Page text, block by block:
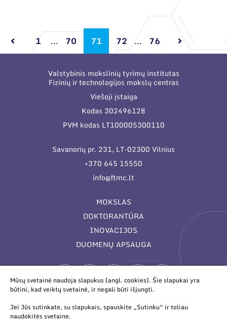
1 ... 70 71 72 ... 76
Valstybinis mokslinių tyrimų institutas
Fizinių ir technologijos mokslų centras
Viešoji įstaiga
Kodas 302496128
PVM kodas LT100005300110
Savanorių pr. 231, LT-02300 Vilnius
+370 645 15550
info@ftmc.lt
MOKSLAS
DOKTORANTŪRA
INOVACIJOS
DUOMENŲ APSAUGA
© 2026 Valstybinis mokslinių tyrimų institutas Fizinių ir
Mūsų svetainė naudoja slapukus (angl. cookies). Šie slapukai yra
būtini, kad veiktų svetainė, ir negali būti išjungti.
Jei Jūs sutinkate, su slapukais, spauskite „Sutinku“ ir toliau
naudokitės svetaine.